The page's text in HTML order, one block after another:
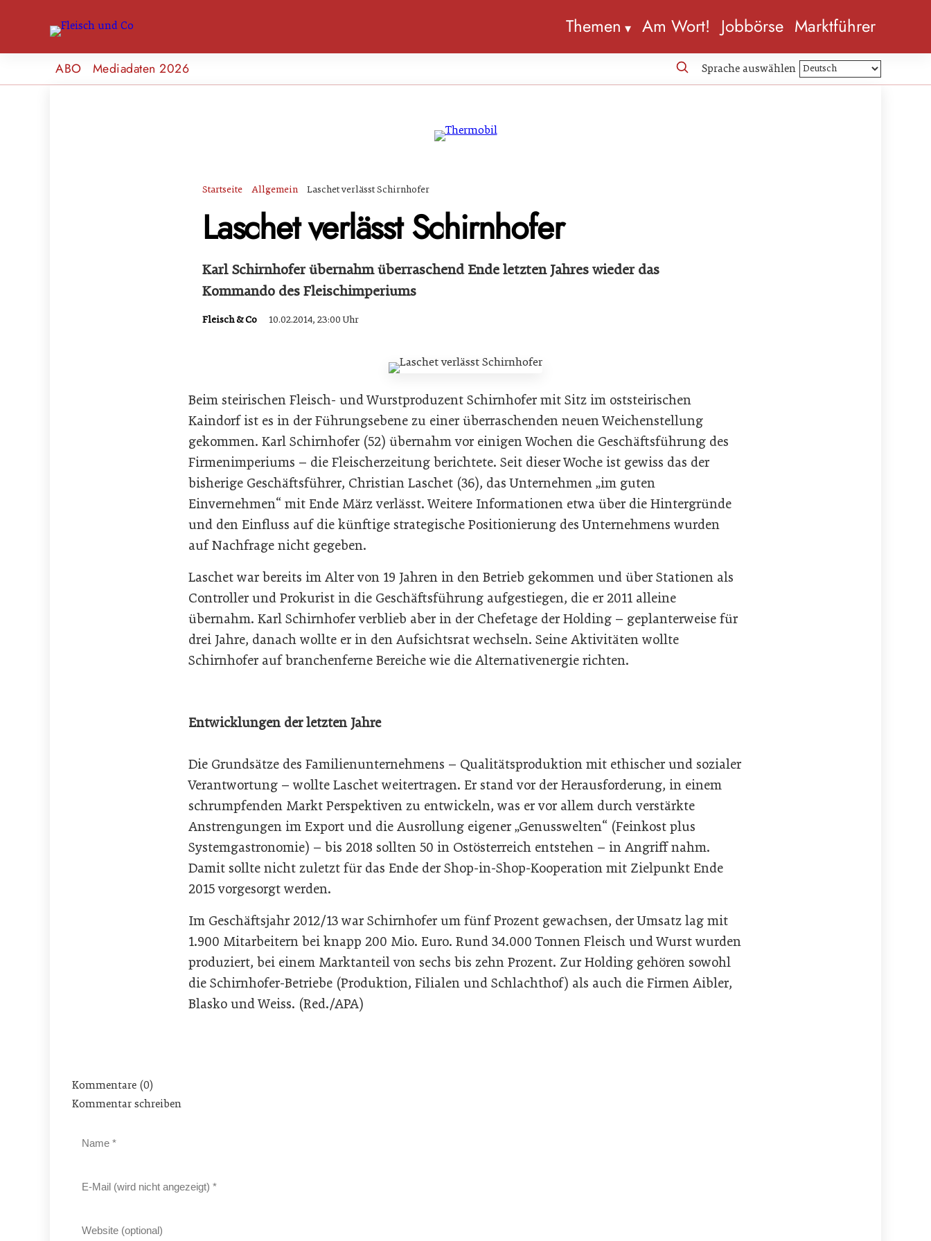
Themen Am Wort! Jobbörse Marktführer
ABO Mediadaten 2026 Sprache auswählen
Startseite Allgemein Laschet verlässt Schirnhofer
Laschet verlässt Schirnhofer
Karl Schirnhofer übernahm überraschend Ende letzten Jahres wieder das
Kommando des Fleischimperiums
Fleisch & Co 10.02.2014, 23:00 Uhr
Beim steirischen Fleisch- und Wurstproduzent Schirnhofer mit Sitz im oststeirischen
Kaindorf ist es in der Führungsebene zu einer überraschenden neuen Weichenstellung
gekommen. Karl Schirnhofer (52) übernahm vor einigen Wochen die Geschäftsführung des
Firmenimperiums – die Fleischerzeitung berichtete. Seit dieser Woche ist gewiss das der
bisherige Geschäftsführer, Christian Laschet (36), das Unternehmen „im guten
Einvernehmen“ mit Ende März verlässt. Weitere Informationen etwa über die Hintergründe
und den Einfluss auf die künftige strategische Positionierung des Unternehmens wurden
auf Nachfrage nicht gegeben.
Laschet war bereits im Alter von 19 Jahren in den Betrieb gekommen und über Stationen als
Controller und Prokurist in die Geschäftsführung aufgestiegen, die er 2011 alleine
übernahm. Karl Schirnhofer verblieb aber in der Chefetage der Holding – geplanterweise für
drei Jahre, danach wollte er in den Aufsichtsrat wechseln. Seine Aktivitäten wollte
Schirnhofer auf branchenferne Bereiche wie die Alternativenergie richten.
Entwicklungen der letzten Jahre
Die Grundsätze des Familienunternehmens – Qualitätsproduktion mit ethischer und sozialer
Verantwortung – wollte Laschet weitertragen. Er stand vor der Herausforderung, in einem
schrumpfenden Markt Perspektiven zu entwickeln, was er vor allem durch verstärkte
Anstrengungen im Export und die Ausrollung eigener „Genusswelten“ (Feinkost plus
Systemgastronomie) – bis 2018 sollten 50 in Ostösterreich entstehen – in Angriff nahm.
Damit sollte nicht zuletzt für das Ende der Shop-in-Shop-Kooperation mit Zielpunkt Ende
2015 vorgesorgt werden.
Im Geschäftsjahr 2012/13 war Schirnhofer um fünf Prozent gewachsen, der Umsatz lag mit
1.900 Mitarbeitern bei knapp 200 Mio. Euro. Rund 34.000 Tonnen Fleisch und Wurst wurden
produziert, bei einem Marktanteil von sechs bis zehn Prozent. Zur Holding gehören sowohl
die Schirnhofer-Betriebe (Produktion, Filialen und Schlachthof) als auch die Firmen Aibler,
Blasko und Weiss. (Red./APA)
Kommentare (0)
Kommentar schreiben